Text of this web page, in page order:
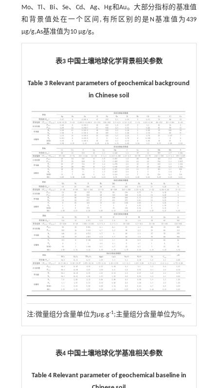
Mo、Tl、Bi、Se、Cd、Ag、Hg和Au。大部分指标的基准值
和背景值处在一个区间,有所区别的是N基准值为439
μg/g,As基准值为10 μg/g。
表3 中国土壤地球化学背景相关参数
Table 3 Relevant parameters of geochemical background
in Chinese soil
注:微量组分含量单位为μg.g-1;主量组分含量单位为%。
表4 中国土壤地球化学基准相关参数
Table 4 Relevant parameter of geochemical baseline in